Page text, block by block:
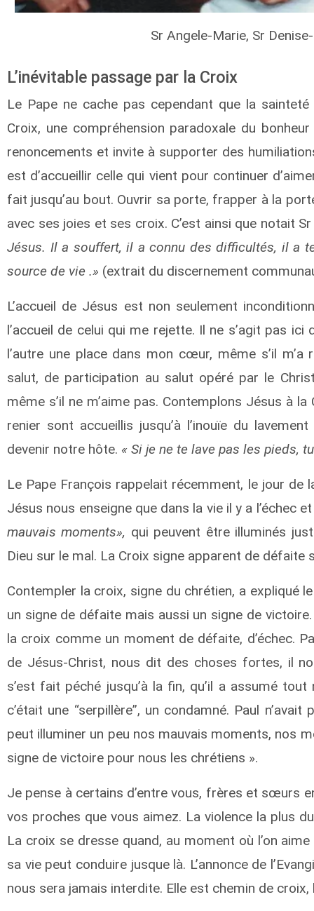
Sr Angele-Marie, Sr
L’inévitable passage par la Croix
Le Pape ne cache pas cependant que la
Croix, une compréhension paradoxale du
renoncements et invite à supporter des
est d’accueillir celle qui vient pour continuer
fait jusqu’au bout. Ouvrir sa porte, frapper à la
avec ses joies et ses croix. C’est ainsi que notait
Jésus. Il a souffert, il a connu des difficultés, il a
source de vie .» (extrait du discernement
L’accueil de Jésus est non seulement
l’accueil de celui qui me rejette. Il ne s’agit pas
l’autre une place dans mon cœur, même s’il
salut, de participation au salut opéré par le
même s’il ne m’aime pas. Contemplons Jésus à
renier sont accueillis jusqu’à l’inouïe du
devenir notre hôte. « Si je ne te lave pas les pieds,
Le Pape François rappelait récemment, le jour
Jésus nous enseigne que dans la vie il y a l’échec
mauvais moments», qui peuvent être illuminés
Dieu sur le mal. La Croix signe apparent de défaite
Contempler la croix, signe du chrétien, a expliqué
un signe de défaite mais aussi un signe de
la croix comme un moment de défaite, d’échec.
de Jésus-Christ, nous dit des choses fortes, il
s’est fait péché jusqu’à la fin, qu’il a assumé
c’était une “serpillère”, un condamné. Paul
peut illuminer un peu nos mauvais moments, nos
signe de victoire pour nous les chrétiens ».
Je pense à certains d’entre vous, frères et sœurs
vos proches que vous aimez. La violence la plus
La croix se dresse quand, au moment où l’on
sa vie peut conduire jusque là. L’annonce de
nous sera jamais interdite. Elle est chemin de croix,